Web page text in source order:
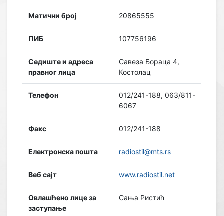
Матични број 20865555
ПИБ 107756196
Седиште и адреса
правног лица
Савеза Бораца 4,
Костолац
Телефон
012/241-188, 063/811-
6067
Факс 012/241-188
Електронска пошта radiostil@mts.rs
Веб сајт www.radiostil.net
Овлашћено лице за
заступање
Сања Ристић